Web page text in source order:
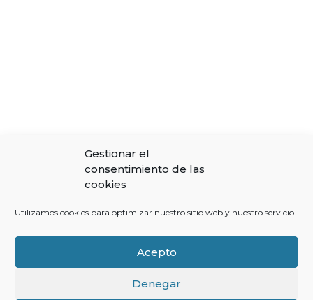
Gestionar el
consentimiento de las
cookies
Utilizamos cookies para optimizar nuestro sitio web y nuestro servicio.
Acepto
Denegar